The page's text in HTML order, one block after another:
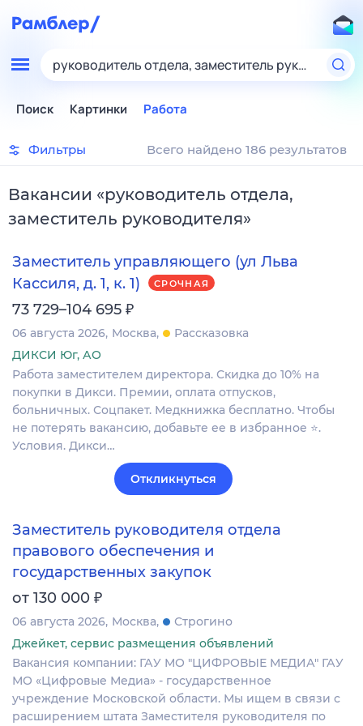
руководитель отдела, заместитель
Поиск Картинки Работа
Фильтры Всего найдено 186 результатов
Вакансии «руководитель отдела,
заместитель руководителя»
Заместитель управляющего (ул Льва
Кассиля, д. 1, к. 1)
СРОЧНАЯ
73 729–104 695 ₽
06 августа 2026 Москва
Рассказовка
ДИКСИ Юг, АО
Работа заместителем директора. Скидка до 10% на
покупки в Дикси. Премии, оплата отпусков,
больничных. Соцпакет. Медкнижка бесплатно. Чтобы
не потерять вакансию, добавьте ее в избранное ⭐.
Условия. Дикси…
Откликнуться
Заместитель руководителя отдела
правового обеспечения и
государственных закупок
от 130 000 ₽
06 августа 2026 Москва
Строгино
Джейкет, сервис размещения объявлений
Вакансия компании: ГАУ МО "ЦИФРОВЫЕ МЕДИА" ГАУ
МО «Цифровые Медиа» - государственное
учреждение Московской области. Мы ищем в связи с
расширением штата Заместителя руководителя по